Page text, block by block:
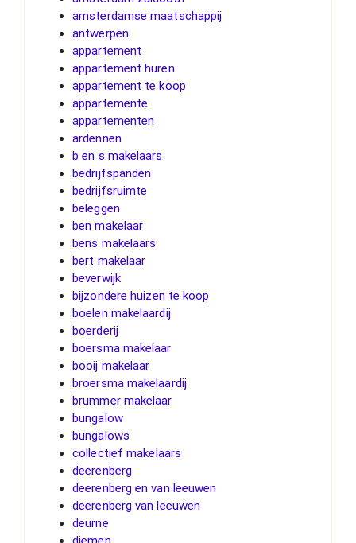
amsterdamse maatschappij
antwerpen
appartement
appartement huren
appartement te koop
appartemente
appartementen
ardennen
b en s makelaars
bedrijfspanden
bedrijfsruimte
beleggen
ben makelaar
bens makelaars
bert makelaar
beverwijk
bijzondere huizen te koop
boelen makelaardij
boerderij
boersma makelaar
booij makelaar
broersma makelaardij
brummer makelaar
bungalow
bungalows
collectief makelaars
deerenberg
deerenberg en van leeuwen
deerenberg van leeuwen
deurne